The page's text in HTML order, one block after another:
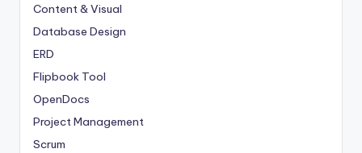
Content & Visual
Database Design
ERD
Flipbook Tool
OpenDocs
Project Management
Scrum